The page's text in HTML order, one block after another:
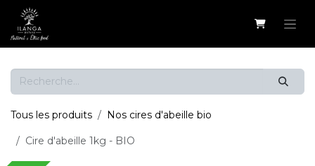
Se rendre au contenu
Tous les produits Nos cires d'abeille bio
Cire d'abeille 1kg - BIO